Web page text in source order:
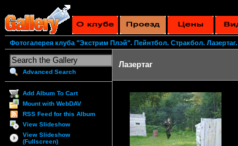
Фотогалерея клуба "Экстрим Плэй". Пейнтбол. Стракбол. Лазертаг.
Advanced Search
Add Album To Cart
Mount with WebDAV
RSS Feed for this Album
View Slideshow
View Slideshow
(Fullscreen)
Лазертаг